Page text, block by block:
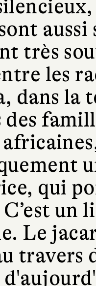
aussi
très
les
dans la
des
qui
un
Le
travers